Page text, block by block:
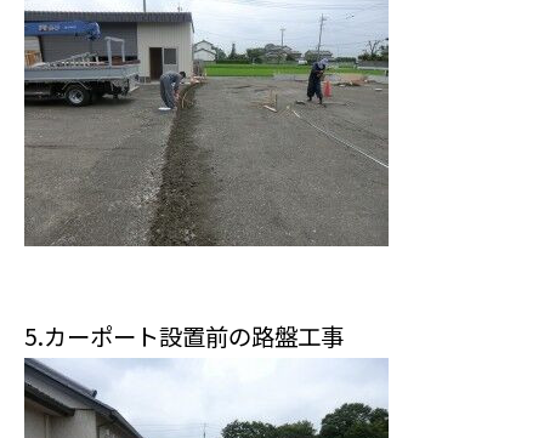
5.カーポート設置前の路盤工事